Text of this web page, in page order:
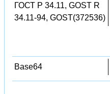
ГОСТ Р 34.11, GOST R
34.11-94, GOST(372536)
Base64